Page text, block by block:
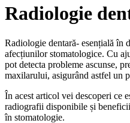
Radiologie
Radiologie dentară- esențială în
afecțiunilor stomatologice. Cu
pot detecta probleme ascunse,
maxilarului, asigurând astfel un
În acest articol vei descoperi ce
radiografii disponibile și
în stomatologie.